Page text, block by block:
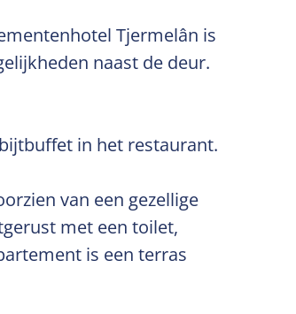
Tjermelân is
naast de deur.
in het restaurant.
van een gezellige
met een toilet,
is een terras